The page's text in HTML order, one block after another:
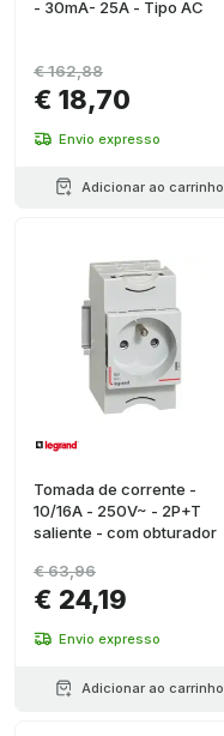
- 30mA- 25A - Tipo AC
€ 18,70
€ 162,88
Envio expresso
Adicionar ao carrinho
Tomada de corrente -
10/16A - 250V~ - 2P+T
saliente - com obturador
€ 24,19
€ 63,96
Envio expresso
Adicionar ao carrinho